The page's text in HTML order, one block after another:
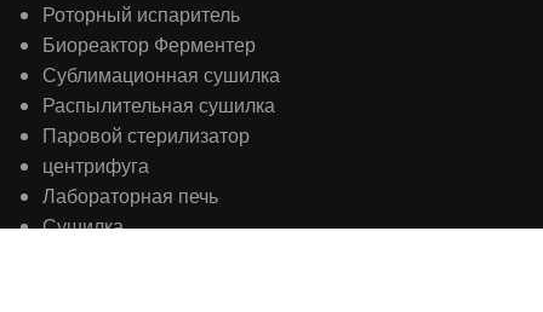
Оборудование для экстракции и дистилляции
Реактор
Роторный испаритель
Биореактор Ферментер
Сублимационная сушилка
Распылительная сушилка
Паровой стерилизатор
центрифуга